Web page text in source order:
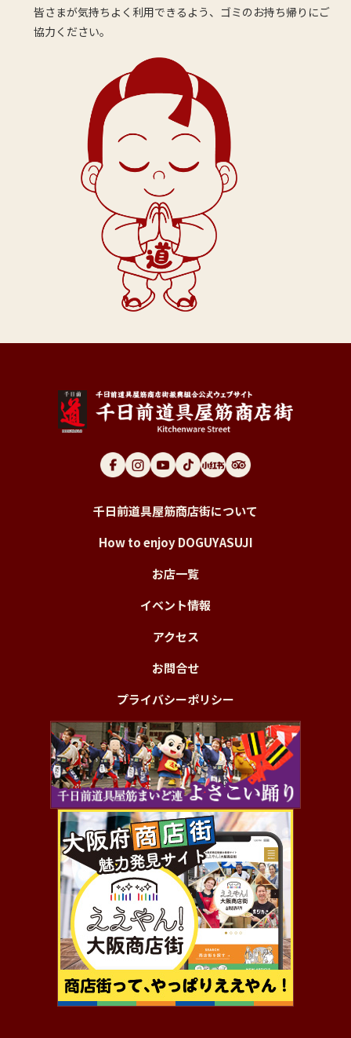
皆さまが気持ちよく利用できるよう、ゴミのお持ち帰りにご
協力ください。
千日前道具屋筋商店街について
How to enjoy DOGUYASUJI
お店一覧
イベント情報
アクセス
お問合せ
プライバシーポリシー